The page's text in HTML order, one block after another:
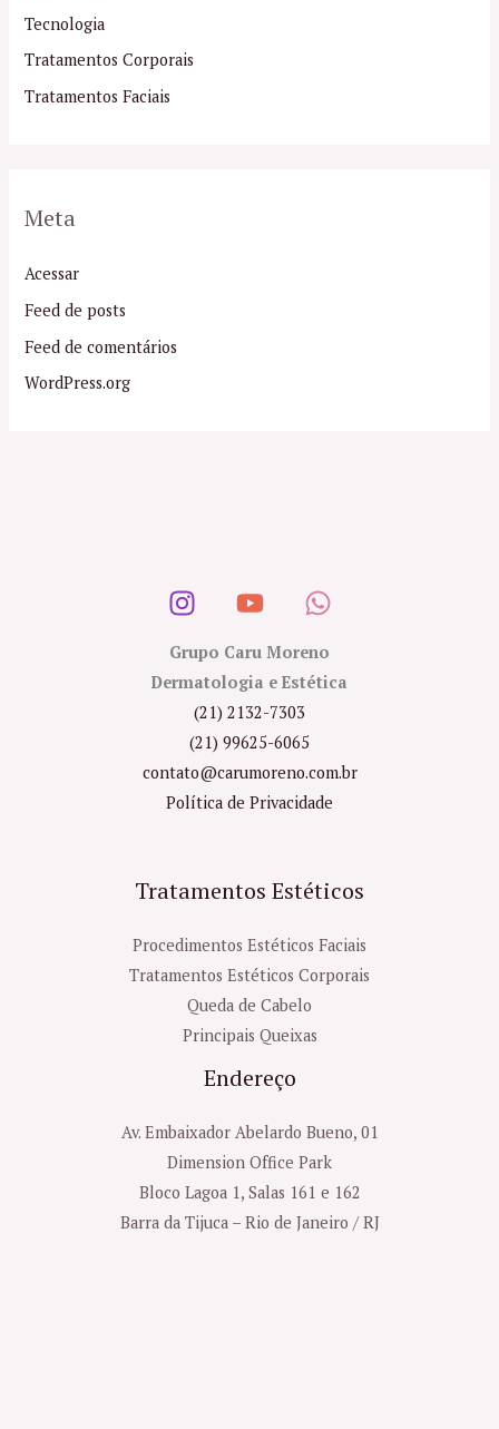
Tecnologia
Tratamentos Corporais
Tratamentos Faciais
Meta
Acessar
Feed de posts
Feed de comentários
WordPress.org
Grupo Caru Moreno
Dermatologia e Estética
(21) 2132-7303
(21) 99625-6065
contato@carumoreno.com.br
Política de Privacidade
Tratamentos Estéticos
Procedimentos Estéticos Faciais
Tratamentos Estéticos Corporais
Queda de Cabelo
Principais Queixas
Endereço
Av. Embaixador Abelardo Bueno, 01
Dimension Office Park
Bloco Lagoa 1, Salas 161 e 162
Barra da Tijuca – Rio de Janeiro / RJ